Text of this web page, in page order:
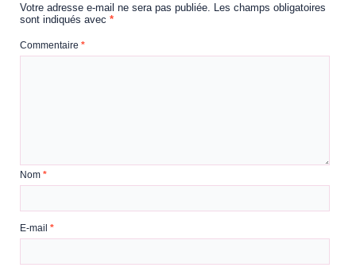
Votre adresse e-mail ne sera pas publiée.
Les champs obligatoires
sont indiqués avec*
Commentaire*
Nom*
E-mail*